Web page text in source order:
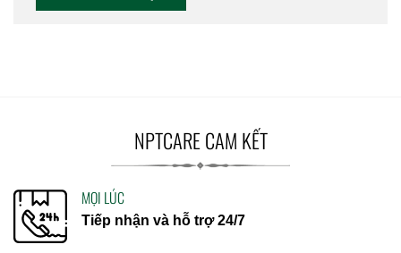
NPTCARE CAM KẾT
MỌI LÚC
Tiếp nhận và hỗ trợ 24/7